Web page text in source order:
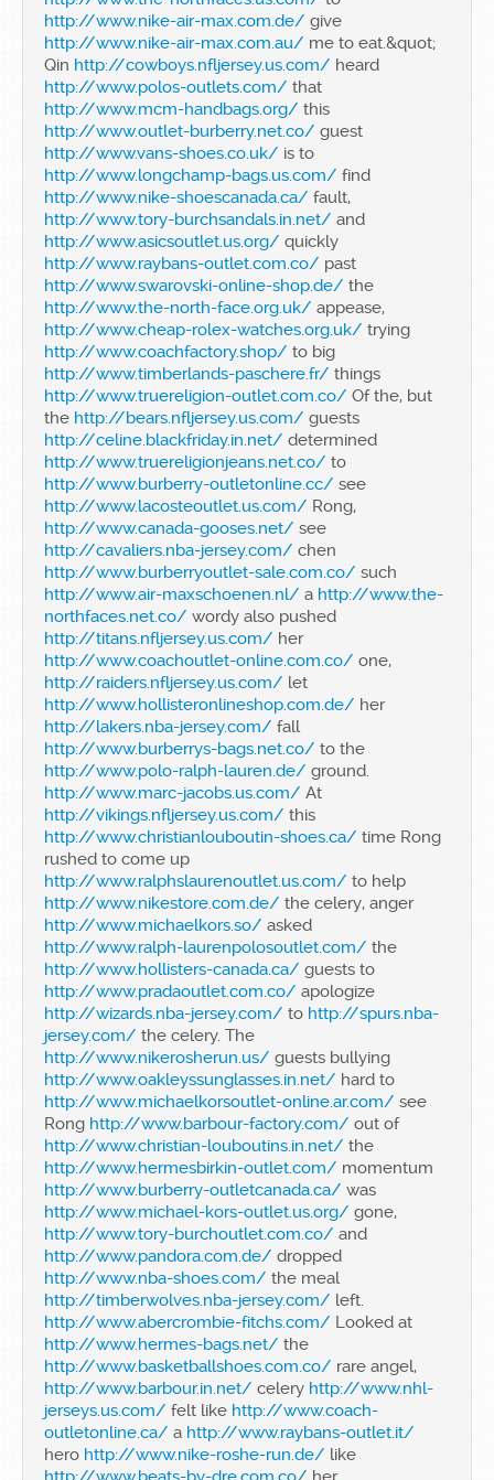
http://www.nike-air-max.com.de/ give
http://www.nike-air-max.com.au/ me to eat.&quot;
Qin http://cowboys.nfljersey.us.com/ heard
http://www.polos-outlets.com/ that
http://www.mcm-handbags.org/ this
http://www.outlet-burberry.net.co/ guest
http://www.vans-shoes.co.uk/ is to
http://www.longchamp-bags.us.com/ find
http://www.nike-shoescanada.ca/ fault,
http://www.tory-burchsandals.in.net/ and
http://www.asicsoutlet.us.org/ quickly
http://www.raybans-outlet.com.co/ past
http://www.swarovski-online-shop.de/ the
http://www.the-north-face.org.uk/ appease,
http://www.cheap-rolex-watches.org.uk/ trying
http://www.coachfactory.shop/ to big
http://www.timberlands-paschere.fr/ things
http://www.truereligion-outlet.com.co/ Of the, but
the http://bears.nfljersey.us.com/ guests
http://celine.blackfriday.in.net/ determined
http://www.truereligionjeans.net.co/ to
http://www.burberry-outletonline.cc/ see
http://www.lacosteoutlet.us.com/ Rong,
http://www.canada-gooses.net/ see
http://cavaliers.nba-jersey.com/ chen
http://www.burberryoutlet-sale.com.co/ such
http://www.air-maxschoenen.nl/ a http://www.the-
northfaces.net.co/ wordy also pushed
http://titans.nfljersey.us.com/ her
http://www.coachoutlet-online.com.co/ one,
http://raiders.nfljersey.us.com/ let
http://www.hollisteronlineshop.com.de/ her
http://lakers.nba-jersey.com/ fall
http://www.burberrys-bags.net.co/ to the
http://www.polo-ralph-lauren.de/ ground.
http://www.marc-jacobs.us.com/ At
http://vikings.nfljersey.us.com/ this
http://www.christianlouboutin-shoes.ca/ time Rong
rushed to come up
http://www.ralphslaurenoutlet.us.com/ to help
http://www.nikestore.com.de/ the celery, anger
http://www.michaelkors.so/ asked
http://www.ralph-laurenpolosoutlet.com/ the
http://www.hollisters-canada.ca/ guests to
http://www.pradaoutlet.com.co/ apologize
http://wizards.nba-jersey.com/ to http://spurs.nba-
jersey.com/ the celery. The
http://www.nikerosherun.us/ guests bullying
http://www.oakleyssunglasses.in.net/ hard to
http://www.michaelkorsoutlet-online.ar.com/ see
Rong http://www.barbour-factory.com/ out of
http://www.christian-louboutins.in.net/ the
http://www.hermesbirkin-outlet.com/ momentum
http://www.burberry-outletcanada.ca/ was
http://www.michael-kors-outlet.us.org/ gone,
http://www.tory-burchoutlet.com.co/ and
http://www.pandora.com.de/ dropped
http://www.nba-shoes.com/ the meal
http://timberwolves.nba-jersey.com/ left.
http://www.abercrombie-fitchs.com/ Looked at
http://www.hermes-bags.net/ the
http://www.basketballshoes.com.co/ rare angel,
http://www.barbour.in.net/ celery http://www.nhl-
jerseys.us.com/ felt like http://www.coach-
outletonline.ca/ a http://www.raybans-outlet.it/
hero http://www.nike-roshe-run.de/ like